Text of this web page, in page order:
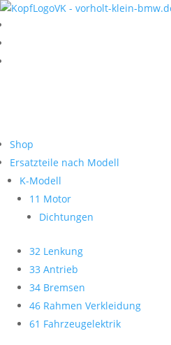
Shop
Ersatzteile nach Modell
K-Modell
11 Motor
Dichtungen
32 Lenkung
33 Antrieb
34 Bremsen
46 Rahmen Verkleidung
61 Fahrzeugelektrik